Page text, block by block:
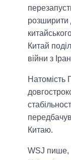
розширити
Китай
війни з
Натомість
Китаю.
WSJ пише,